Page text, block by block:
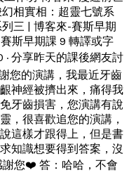
相實相：超靈七號系
三 | 博客來-賽斯早期
斯早期課 9 轉譯或字
分享昨天的課後網友討
您的演講，我最近牙齒
神經被擠出來，痛得我
牙齒損害，您演講有說
，很喜歡追您的演講，
這樣才跟得上，但是書
知識想要得到答案，沒
謝您❤️ 答：哈哈，不會